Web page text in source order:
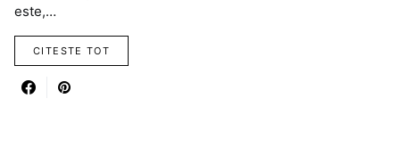
este,…
CITESTE TOT